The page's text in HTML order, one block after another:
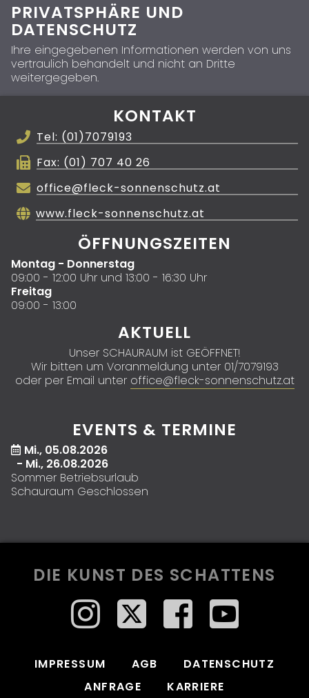
PRIVATSPHÄRE UND
DATENSCHUTZ
Ihre eingegebenen Informationen werden von uns
vertraulich behandelt und nicht an Dritte
weitergegeben.
KONTAKT
Tel: (01)7079193
Fax: (01) 707 40 26
office@fleck-sonnenschutz.at
www.fleck-sonnenschutz.at
ÖFFNUNGSZEITEN
Montag - Donnerstag
09:00 - 12:00 Uhr und 13:00 - 16:30 Uhr
Freitag
09:00 - 13:00
AKTUELL
Unser SCHAURAUM ist GEÖFFNET!
Wir bitten um Voranmeldung unter 01/7079193
oder per Email unter office@fleck-sonnenschutz.at
EVENTS & TERMINE
Mi., 05.08.2026
- Mi., 26.08.2026
Sommer Betriebsurlaub
Schauraum Geschlossen
DIE KUNST DES SCHATTENS
IMPRESSUM AGB
DATENSCHUTZ
ANFRAGE
KARRIERE